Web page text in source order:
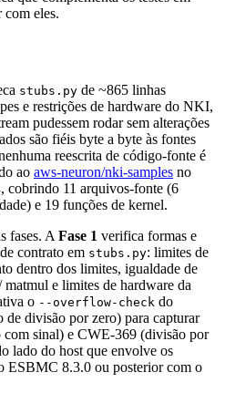
eles.
stubs.py de ~865 linhas
e restrições de hardware do NKI,
pudessem rodar sem alterações
são fiéis byte a byte às fontes
reescrita de código-fonte é
ao aws-neuron/nki-samples no
, cobrindo 11 arquivos-fonte (6
e 19 funções de kernel.
fases. AFase 1 verifica formas e
contrato em stubs.py: limites de
dentro dos limites, igualdade de
e limites de hardware da
o --overflow-check do
divisão por zero) para capturar
sinal) e CWE-369 (divisão por
lado do host que envolve os
ESBMC 8.3.0 ou posterior com o